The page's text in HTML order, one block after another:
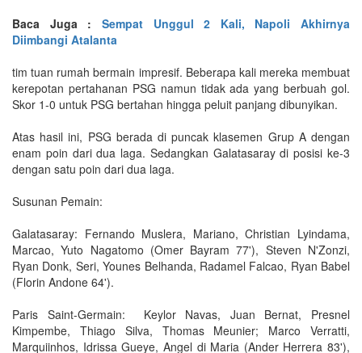
Baca Juga : Sempat Unggul 2 Kali, Napoli Akhirnya
Diimbangi Atalanta
tim tuan rumah bermain impresif. Beberapa kali mereka membuat
kerepotan pertahanan PSG namun tidak ada yang berbuah gol.
Skor 1-0 untuk PSG bertahan hingga peluit panjang dibunyikan.
Atas hasil ini, PSG berada di puncak klasemen Grup A dengan
enam poin dari dua laga. Sedangkan Galatasaray di posisi ke-3
dengan satu poin dari dua laga.
Susunan Pemain:
Galatasaray: Fernando Muslera, Mariano, Christian Lyindama,
Marcao, Yuto Nagatomo (Omer Bayram 77'), Steven N'Zonzi,
Ryan Donk, Seri, Younes Belhanda, Radamel Falcao, Ryan Babel
(Florin Andone 64').
Paris Saint-Germain: Keylor Navas, Juan Bernat, Presnel
Kimpembe, Thiago Silva, Thomas Meunier; Marco Verratti,
Marquiinhos, Idrissa Gueye, Angel di Maria (Ander Herrera 83'),